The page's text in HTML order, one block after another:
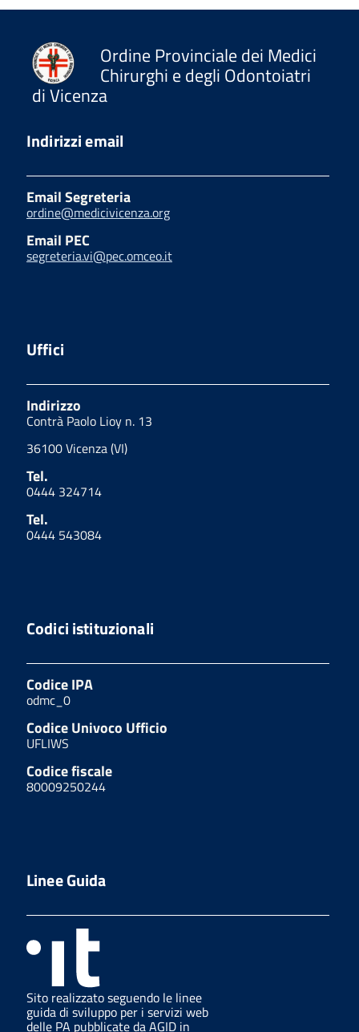
Ordine Provinciale dei Medici
Chirurghi e degli Odontoiatri
di Vicenza
Indirizzi email
Email Segreteria
ordine@medicivicenza.org
Email PEC
segreteria.vi@pec.omceo.it
Uffici
Indirizzo
Contrà Paolo Lioy n. 13
36100 Vicenza (VI)
Tel.
0444 324714
Tel.
0444 543084
Codici istituzionali
Codice IPA
odmc_0
Codice Univoco Ufficio
UFLIWS
Codice fiscale
80009250244
Linee Guida
Sito realizzato seguendo le linee
guida di sviluppo per i servizi web
delle PA pubblicate da AGID in